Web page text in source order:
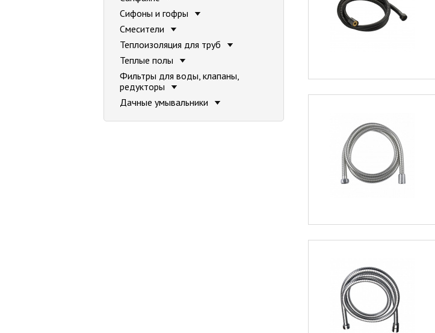
Сифоны и гофры
Смесители
Теплоизоляция для труб
Теплые полы
Фильтры для воды, клапаны,
редукторы
Дачные умывальники